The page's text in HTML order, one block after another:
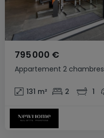
Appartement 2 chambres
795 000 €
131 m² 2 1